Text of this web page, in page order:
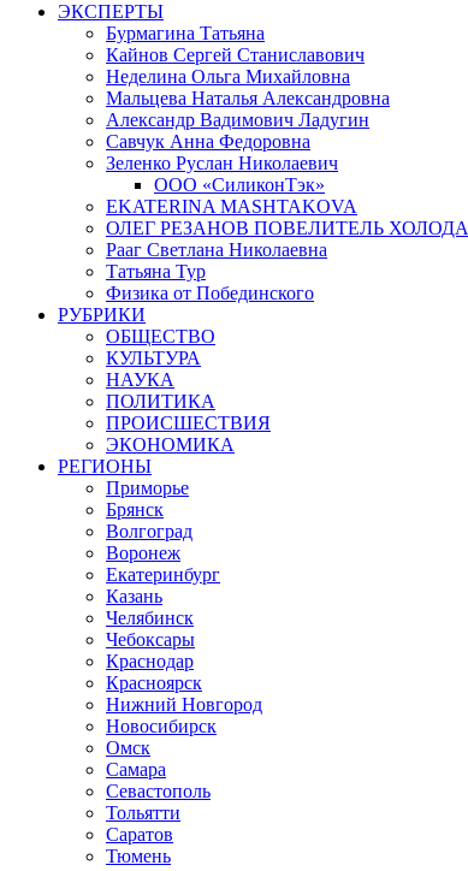
ЭКСПЕРТЫ
Бурмагина Татьяна
Кайнов Сергей Станиславович
Неделина Ольга Михайловна
Мальцева Наталья Александровна
Александр Вадимович Ладугин
Савчук Анна Федоровна
Зеленко Руслан Николаевич
ООО «СиликонТэк»
EKATERINA MASHTAKOVA
ОЛЕГ РЕЗАНОВ ПОВЕЛИТЕЛЬ ХОЛОДА
Рааг Светлана Николаевна
Татьяна Тур
Физика от Побединского
РУБРИКИ
ОБЩЕСТВО
КУЛЬТУРА
НАУКА
ПОЛИТИКА
ПРОИСШЕСТВИЯ
ЭКОНОМИКА
РЕГИОНЫ
Приморье
Брянск
Волгоград
Воронеж
Екатеринбург
Казань
Челябинск
Чебоксары
Краснодар
Красноярск
Нижний Новгород
Новосибирск
Омск
Самара
Севастополь
Тольятти
Саратов
Тюмень